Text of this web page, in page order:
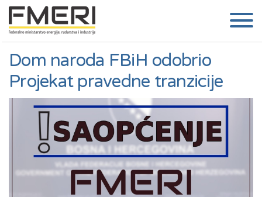
Dom naroda FBiH odobrio
Projekat pravedne tranzicije